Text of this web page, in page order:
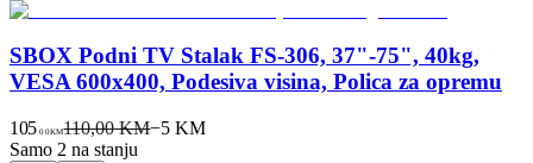
SBOX Podni TV Stalak FS-306, 37"-75", 40kg,
VESA 600x400, Podesiva visina, Polica za opremu
105 00KM110,00 KM−5 KM
Samo 2 na stanju